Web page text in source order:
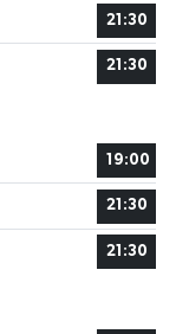
21:30
21:30
19:00
21:30
21:30